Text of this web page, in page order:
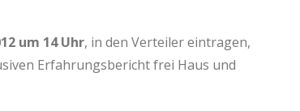
um 14 Uhr, in den Verteiler eintragen,
Erfahrungsbericht frei Haus und